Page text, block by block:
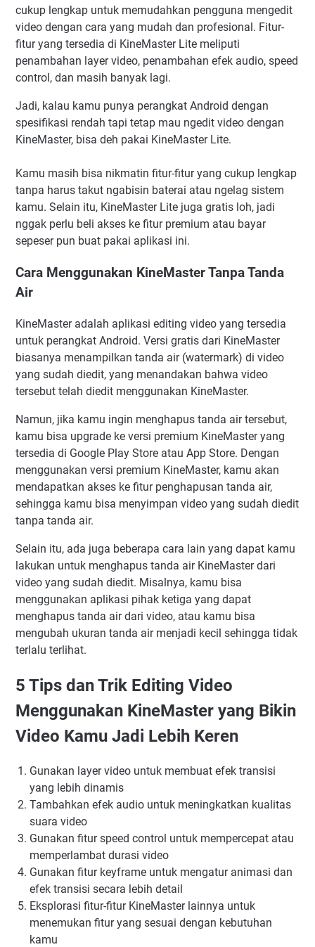
cukup lengkap untuk memudahkan pengguna mengedit
video dengan cara yang mudah dan profesional. Fitur-
fitur yang tersedia di KineMaster Lite meliputi
penambahan layer video, penambahan efek audio, speed
control, dan masih banyak lagi.
Jadi, kalau kamu punya perangkat Android dengan
spesifikasi rendah tapi tetap mau ngedit video dengan
KineMaster, bisa deh pakai KineMaster Lite.
Kamu masih bisa nikmatin fitur-fitur yang cukup lengkap
tanpa harus takut ngabisin baterai atau ngelag sistem
kamu. Selain itu, KineMaster Lite juga gratis loh, jadi
nggak perlu beli akses ke fitur premium atau bayar
sepeser pun buat pakai aplikasi ini.
Cara Menggunakan KineMaster Tanpa Tanda
Air
KineMaster adalah aplikasi editing video yang tersedia
untuk perangkat Android. Versi gratis dari KineMaster
biasanya menampilkan tanda air (watermark) di video
yang sudah diedit, yang menandakan bahwa video
tersebut telah diedit menggunakan KineMaster.
Namun, jika kamu ingin menghapus tanda air tersebut,
kamu bisa upgrade ke versi premium KineMaster yang
tersedia di Google Play Store atau App Store. Dengan
menggunakan versi premium KineMaster, kamu akan
mendapatkan akses ke fitur penghapusan tanda air,
sehingga kamu bisa menyimpan video yang sudah diedit
tanpa tanda air.
Selain itu, ada juga beberapa cara lain yang dapat kamu
lakukan untuk menghapus tanda air KineMaster dari
video yang sudah diedit. Misalnya, kamu bisa
menggunakan aplikasi pihak ketiga yang dapat
menghapus tanda air dari video, atau kamu bisa
mengubah ukuran tanda air menjadi kecil sehingga tidak
terlalu terlihat.
5 Tips dan Trik Editing Video
Menggunakan KineMaster yang Bikin
Video Kamu Jadi Lebih Keren
Gunakan layer video untuk membuat efek transisi
yang lebih dinamis
Tambahkan efek audio untuk meningkatkan kualitas
suara video
Gunakan fitur speed control untuk mempercepat atau
memperlambat durasi video
Gunakan fitur keyframe untuk mengatur animasi dan
efek transisi secara lebih detail
Eksplorasi fitur-fitur KineMaster lainnya untuk
menemukan fitur yang sesuai dengan kebutuhan
kamu